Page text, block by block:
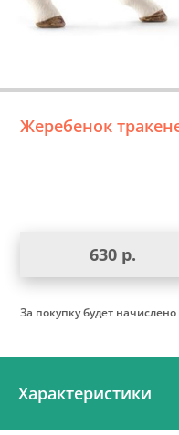
Жеребенок
630 р.
За покупку будет начислено
Характеристики